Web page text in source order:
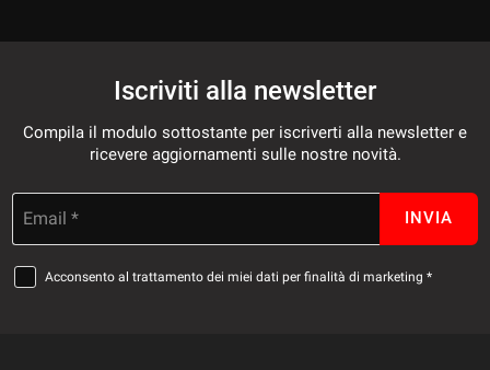
Iscriviti alla newsletter
Compila il modulo sottostante per iscriverti alla newsletter e
ricevere aggiornamenti sulle nostre novità.
Email * INVIA
Acconsento al trattamento dei miei dati per finalità di marketing *
alla
rivedere
le
tue
qualsiasi